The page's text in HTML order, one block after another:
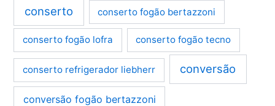
conserto conserto fogão bertazzoni
conserto fogão lofra conserto fogão tecno
conserto refrigerador liebherr conversão
conversão fogão bertazzoni